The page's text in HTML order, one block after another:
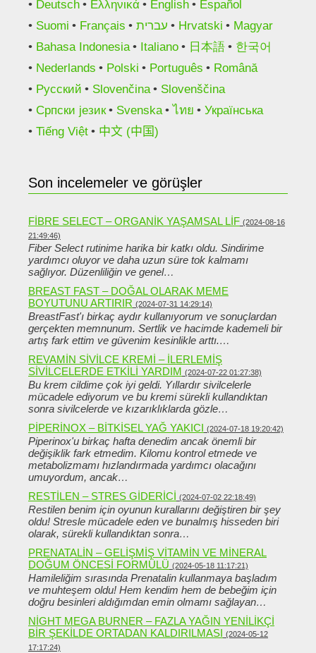
Deutsch
Ελληνικά English
Español
Suomi
Français עברית Hrvatski
Magyar
Bahasa Indonesia
Italiano 日本語
한국어
Nederlands
Polski Português
Română
Русский
Slovenčina
Slovenščina
Српски језик
Svenska ไทย
Українська
Tiếng Việt
中文 (中国)
Son incelemeler ve görüşler
FIBRE SELECT – ORGANIK YAŞAMSAL LIF (2024-08-16
21:49:46)
Fiber Select rutinime harika bir katkı oldu. Sindirime
yardımcı oluyor ve daha uzun süre tok kalmamı
sağlıyor. Düzenliliğin ve genel…
BREAST FAST – DOĞAL OLARAK MEME
BOYUTUNU ARTIRIR (2024-07-31 14:29:14)
BreastFast'ı birkaç aydır kullanıyorum ve sonuçlardan
gerçekten memnunum. Sertlik ve hacimde kademeli bir
artış fark ettim ve güvenim kesinlikle arttı.…
REVAMIN SIVILCE KREMI – ILERLEMIŞ
SIVILCELERDE ETKILI YARDIM (2024-07-22 01:27:38)
Bu krem ​​cildime çok iyi geldi. Yıllardır sivilcelerle
mücadele ediyorum ve bu kremi sürekli kullandıktan
sonra sivilcelerde ve kızarıklıklarda gözle…
PIPERINOX – BITKISEL YAĞ YAKICI
(2024-07-18 19:20:42)
Piperinox'u birkaç hafta denedim ancak önemli bir
değişiklik fark etmedim. Kilomu kontrol etmede ve
metabolizmamı hızlandırmada yardımcı olacağını
umuyordum, ancak…
RESTILEN – STRES GIDERICI
(2024-07-02 22:18:49)
Restilen benim için oyunun kurallarını değiştiren bir şey
oldu! Stresle mücadele eden ve bunalmış hisseden biri
olarak, sürekli kullandıktan sonra…
PRENATALIN – GELIŞMIŞ VITAMIN VE MINERAL
DOĞUM ÖNCESI FORMÜLÜ (2024-05-18 11:17:21)
Hamileliğim sırasında Prenatalin kullanmaya başladım
ve muhteşem oldu! Hem kendim hem de bebeğim için
doğru besinleri aldığımdan emin olmamı sağlayan…
NIGHT MEGA BURNER – FAZLA YAĞIN YENILIKÇI
BIR ŞEKILDE ORTADAN KALDIRILMASI
(2024-05-12
17:17:24)